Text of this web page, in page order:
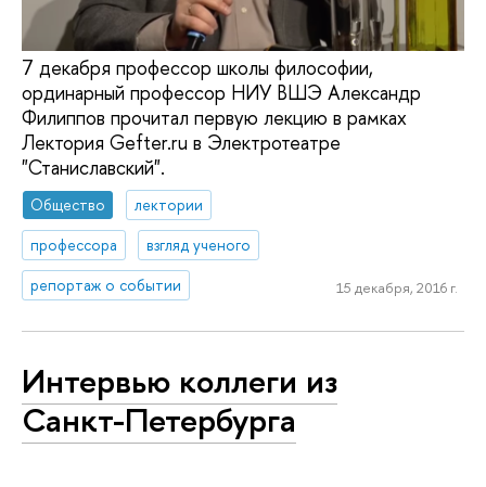
7 декабря профессор школы философии,
ординарный профессор НИУ ВШЭ Александр
Филиппов прочитал первую лекцию в рамках
Лектория Gefter.ru в Электротеатре
"Станиславский".
Общество
лектории
профессора
взгляд ученого
репортаж о событии
15 декабря, 2016 г.
Интервью коллеги из
Санкт-Петербурга